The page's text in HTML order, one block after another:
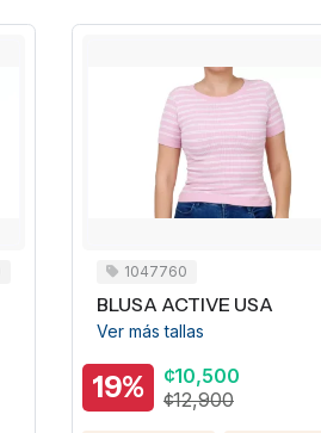
1047760
BLUSA ACTIVE USA
Ver más tallas
19%
¢10,500
¢12,900